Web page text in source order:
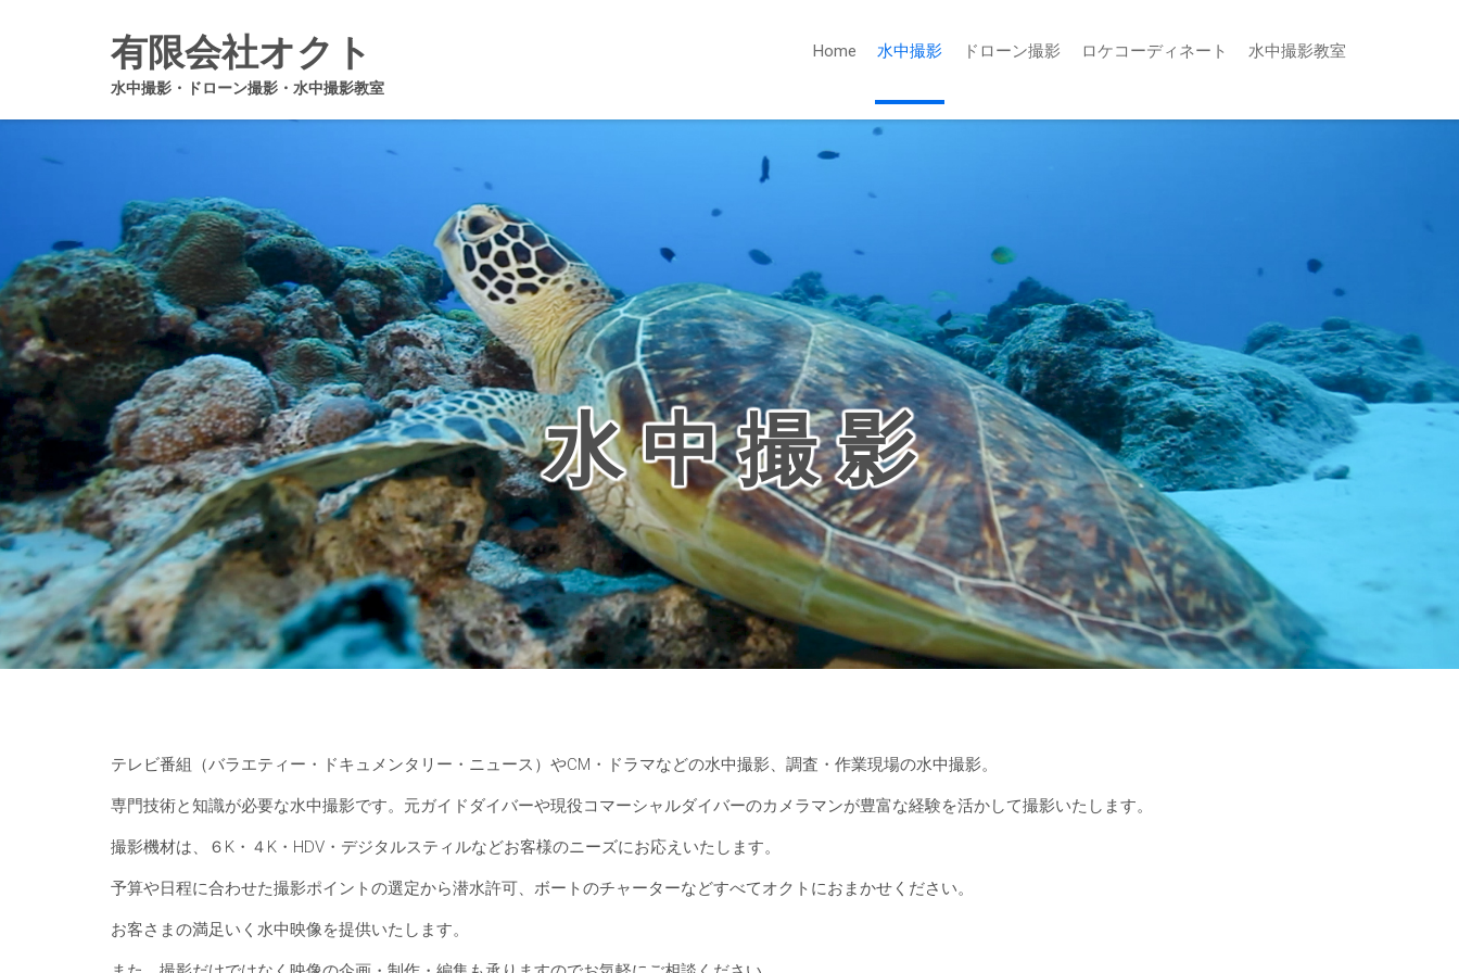
有限会社オクト
水中撮影・ドローン撮影・水中撮影教室
Home 水中撮影 ドローン撮影 ロケコーディネート 水中撮影教室
水 中 撮 影
テレビ番組（バラエティー・ドキュメンタリー・ニュース）やCM・ドラマなどの水中撮影、調査・作業現場の水中撮影。
専門技術と知識が必要な水中撮影です。元ガイドダイバーや現役コマーシャルダイバーのカメラマンが豊富な経験を活かして撮影いたします。
撮影機材は、６K・４K・HDV・デジタルスティルなどお客様のニーズにお応えいたします。
予算や日程に合わせた撮影ポイントの選定から潜水許可、ボートのチャーターなどすべてオクトにおまかせください。
お客さまの満足いく水中映像を提供いたします。